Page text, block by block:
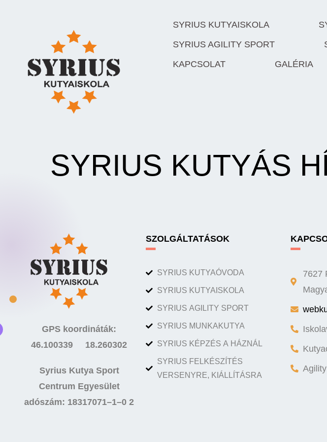
SYRIUS KUTYAISKOLA
SYRIUS AGILITY SPORT
KAPCSOLAT
GALÉRIA
SYRIUS KUTYÁS
GPS koordináták:
46.100339 18.260302
Syrius Kutya Sport
Centrum Egyesület
adószám: 18317071–1–0 2
SZOLGÁLTATÁSOK
SYRIUS KUTYAÓVODA
SYRIUS KUTYAISKOLA
SYRIUS AGILITY SPORT
SYRIUS MUNKAKUTYA
SYRIUS KÉPZÉS A HÁZNÁL
SYRIUS FELKÉSZÍTÉS
VERSENYRE, KIÁLLÍTÁSRA
7627